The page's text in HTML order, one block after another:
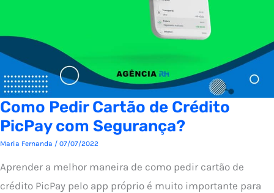
Como Pedir Cartão de Crédito
PicPay com Segurança?
Maria Fernanda / 07/07/2022
Aprender a melhor maneira de como pedir cartão de
crédito PicPay pelo app próprio é muito importante para